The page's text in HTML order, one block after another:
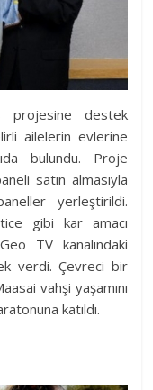
projesine destek
ailelerin evlerine
bulundu. Proje
satın almasıyla
yerleştirildi.
gibi kar amacı
TV kanalındaki
verdi. Çevreci bir
vahşi yaşamını
katıldı.